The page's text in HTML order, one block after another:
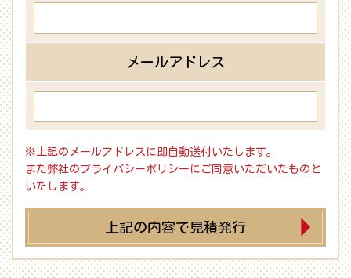
メールアドレス
※上記のメールアドレスに即自動送付いたします。
また弊社のプライバシーポリシーにご同意いただいたものと
いたします。
上記の内容で見積発行